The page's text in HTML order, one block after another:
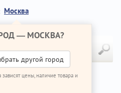
Москва
— МОСКВА?
другой город
цены, наличие товара и